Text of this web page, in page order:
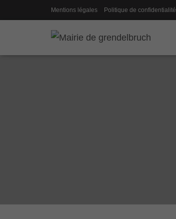
Mentions légales Politique de confidentialité